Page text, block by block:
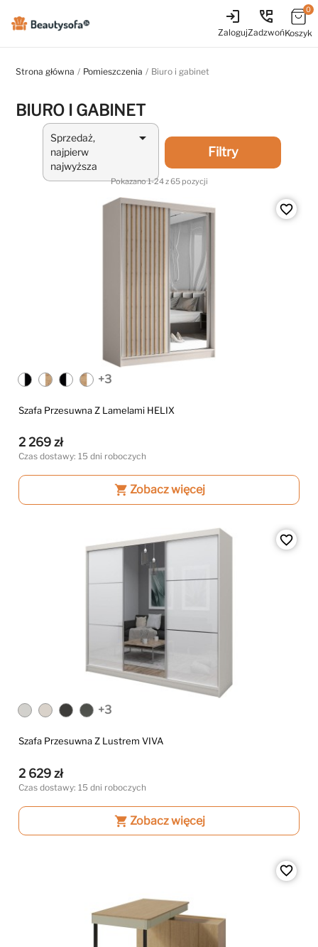
login
Zaloguj
perm_phone_msg
Zadzwoń
0
Koszyk
Strona główna Pomieszczenia Biuro i gabinet
BIURO I GABINET
Sprzedaż,
najpierw
najwyższa

Filtry
Pokazano 1-24 z 65 pozycji
favorite_border
+3
Szafa Przesuwna Z Lamelami HELIX
2 269 zł
Czas dostawy: 15 dni roboczych
shopping_cart Zobacz więcej
favorite_border
+3
Szafa Przesuwna Z Lustrem VIVA
2 629 zł
Czas dostawy: 15 dni roboczych
shopping_cart Zobacz więcej
favorite_border